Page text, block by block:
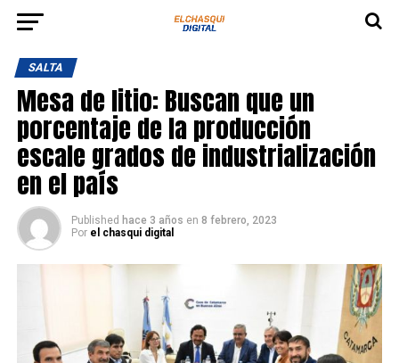
SALTA
Mesa de litio: Buscan que un
porcentaje de la producción
escale grados de industrialización
en el país
Published hace 3 años en 8 febrero, 2023
Por el chasqui digital